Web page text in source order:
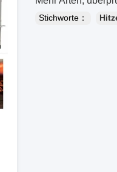
Stichworte：